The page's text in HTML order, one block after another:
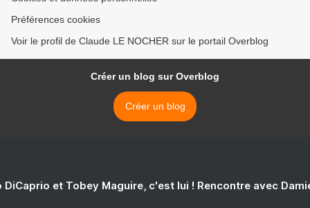
Préférences cookies
Voir le profil de Claude LE NOCHER sur le portail Overblog
Créer un blog sur Overblog
Créer un blog
DiCaprio et Tobey Maguire, c'est lui ! Rencontre avec